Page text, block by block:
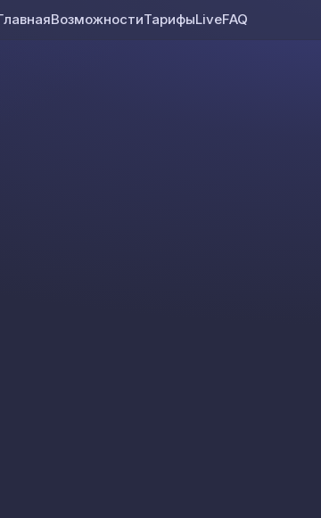
ВозможностиТарифыLiveFAQ